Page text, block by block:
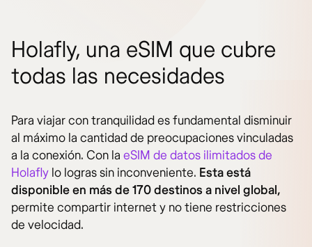
Holafly, una eSIM que cubre
todas las necesidades
Para viajar con tranquilidad es fundamental disminuir
al máximo la cantidad de preocupaciones vinculadas
a la conexión. Con la eSIM de datos ilimitados de
Holafly lo logras sin inconveniente. Esta está
disponible en más de 170 destinos a nivel global,
permite compartir internet y no tiene restricciones
de velocidad.